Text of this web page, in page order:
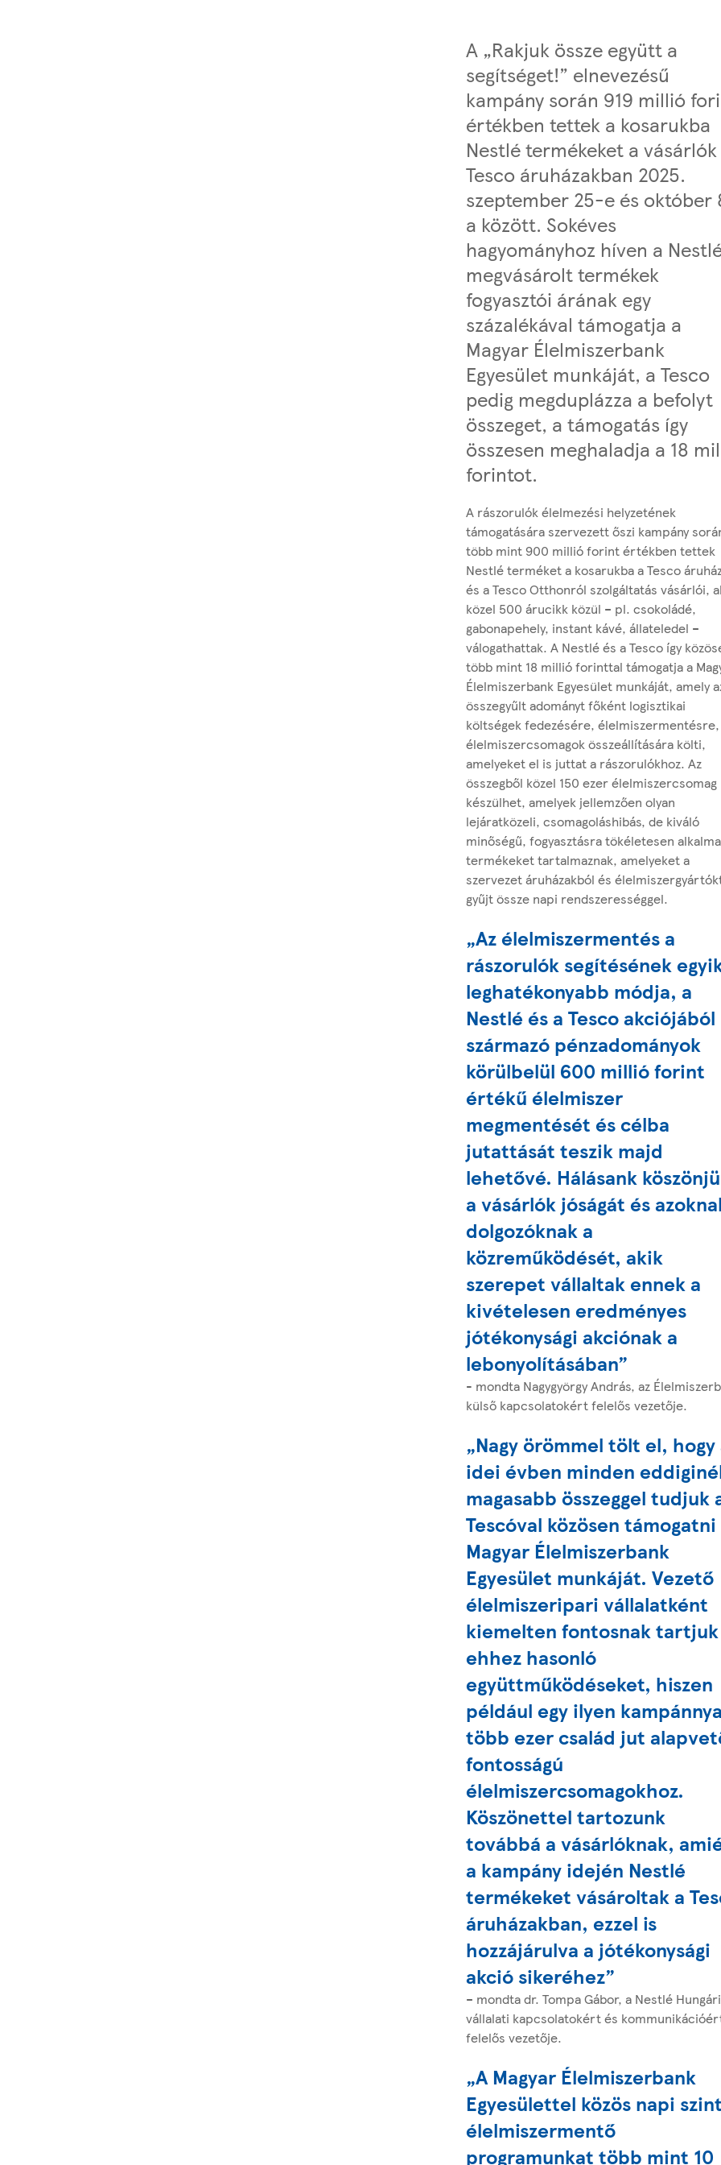
A „Rakjuk össze együtt a
segítséget!” elnevezésű
kampány során 919 millió
értékben tettek a kosarukba
Nestlé termékeket a vásárlók
Tesco áruházakban 2025.
szeptember 25-e és október
a között. Sokéves
hagyományhoz híven a
megvásárolt termékek
fogyasztói árának egy
százalékával támogatja a
Magyar Élelmiszerbank
Egyesület munkáját, a Tesco
pedig megduplázza a befolyt
összeget, a támogatás így
összesen meghaladja a 18
forintot.
A rászorulók élelmezési helyzetének
támogatására szervezett őszi kampány
több mint 900 millió forint értékben tettek
Nestlé terméket a kosarukba a Tesco
és a Tesco Otthonról szolgáltatás vásárlói,
közel 500 árucikk közül – pl. csokoládé,
gabonapehely, instant kávé, állateledel –
válogathattak. A Nestlé és a Tesco így
több mint 18 millió forinttal támogatja a
Élelmiszerbank Egyesület munkáját, amely
összegyűlt adományt főként logisztikai
költségek fedezésére,
élelmiszercsomagok összeállítására költi,
amelyeket el is juttat a rászorulókhoz. Az
összegből közel 150 ezer élelmiszercsomag
készülhet, amelyek jellemzően olyan
lejáratközeli, csomagoláshibás, de kiváló
minőségű, fogyasztásra tökéletesen
termékeket tartalmaznak, amelyeket a
szervezet áruházakból és
gyűjt össze napi rendszerességgel.
„Az élelmiszermentés a
rászorulók segítésének
leghatékonyabb módja, a
Nestlé és a Tesco akciójából
származó pénzadományok
körülbelül 600 millió forint
értékű élelmiszer
megmentését és célba
jutattását teszik majd
lehetővé. Hálásank
a vásárlók jóságát és
dolgozóknak a
közreműködését, akik
szerepet vállaltak ennek a
kivételesen eredményes
jótékonysági akciónak a
lebonyolításában”
- mondta Nagygyörgy András, az
külső kapcsolatokért felelős vezetője.
„Nagy örömmel tölt el, hogy
idei évben minden
magasabb összeggel tudjuk
Tescóval közösen támogatni
Magyar Élelmiszerbank
Egyesület munkáját. Vezető
élelmiszeripari vállalatként
kiemelten fontosnak tartjuk
ehhez hasonló
együttműködéseket, hiszen
például egy ilyen
több ezer család jut
fontosságú
élelmiszercsomagokhoz.
Köszönettel tartozunk
továbbá a vásárlóknak,
a kampány idején Nestlé
termékeket vásároltak a
áruházakban, ezzel is
hozzájárulva a jótékonysági
akció sikeréhez”
– mondta dr. Tompa Gábor, a Nestlé
vállalati kapcsolatokért és
felelős vezetője.
„A Magyar Élelmiszerbank
Egyesülettel közös napi
élelmiszermentő
programunkat több mint 10